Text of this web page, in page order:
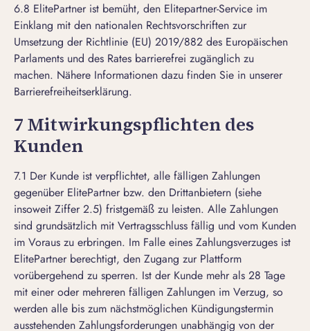
6.8 ElitePartner ist bemüht, den Elitepartner-Service im
Einklang mit den nationalen Rechtsvorschriften zur
Umsetzung der Richtlinie (EU) 2019/882 des Europäischen
Parlaments und des Rates barrierefrei zugänglich zu
machen. Nähere Informationen dazu finden Sie in unserer
Barrierefreiheitserklärung.
7 Mitwirkungspflichten des
Kunden
7.1 Der Kunde ist verpflichtet, alle fälligen Zahlungen
gegenüber ElitePartner bzw. den Drittanbietern (siehe
insoweit Ziffer 2.5) fristgemäß zu leisten. Alle Zahlungen
sind grundsätzlich mit Vertragsschluss fällig und vom Kunden
im Voraus zu erbringen. Im Falle eines Zahlungsverzuges ist
ElitePartner berechtigt, den Zugang zur Plattform
vorübergehend zu sperren. Ist der Kunde mehr als 28 Tage
mit einer oder mehreren fälligen Zahlungen im Verzug, so
werden alle bis zum nächstmöglichen Kündigungstermin
ausstehenden Zahlungsforderungen unabhängig von der